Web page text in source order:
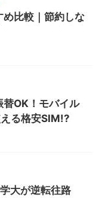
比較｜節約しな
替OK！モバイル
る格安SIM!?
大が逆転往路